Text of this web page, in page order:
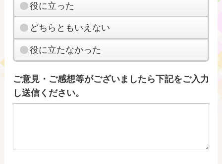
役に立った
どちらともいえない
役に立たなかった
ご意見・ご感想等がございましたら下記をご入力
し送信ください。